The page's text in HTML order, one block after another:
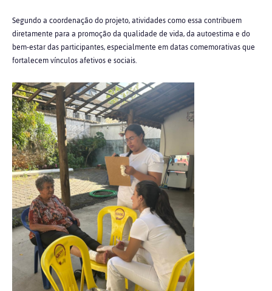
Segundo a coordenação do projeto, atividades como essa contribuem
diretamente para a promoção da qualidade de vida, da autoestima e do
bem-estar das participantes, especialmente em datas comemorativas que
fortalecem vínculos afetivos e sociais.